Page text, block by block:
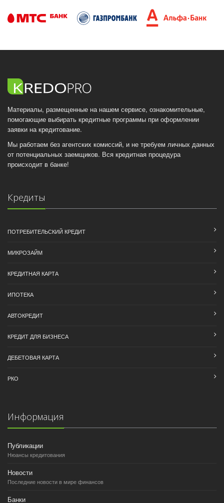
Материалы, размещенные на нашем сервисе, ознакомительные,
помогающие выбирать кредитные программы при оформлении
заявки на кредитование.
Мы работаем без агентских комиссий, и не требуем личных данных
от потенциальных заемщиков. Вся кредитная процедура
происходит в банке!
Кредиты
ПОТРЕБИТЕЛЬСКИЙ КРЕДИТ
МИКРОЗАЙМ
КРЕДИТНАЯ КАРТА
ИПОТЕКА
АВТОКРЕДИТ
КРЕДИТ ДЛЯ БИЗНЕСА
ДЕБЕТОВАЯ КАРТА
РКО
Информация
Публикации
Нюансы кредитования
Новости
Последние новости в мире финансов
Банки